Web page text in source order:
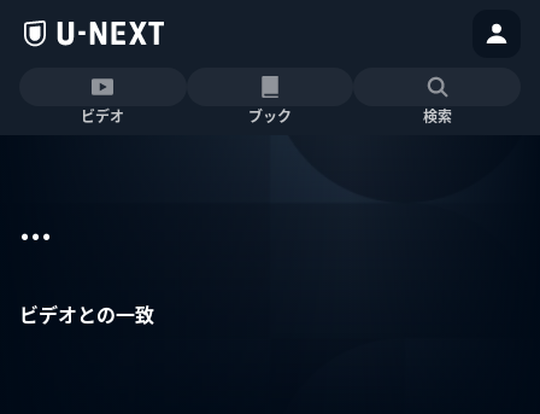
ビデオ ブック 検索
...
ビデオとの一致